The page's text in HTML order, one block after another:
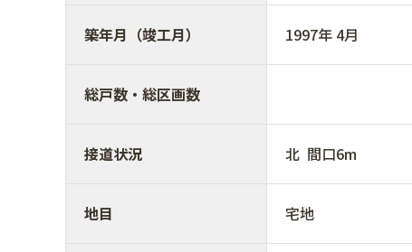
築年月（竣工月） 1997年 4月
総戸数・総区画数
接道状況 北 間口6m
地目 宅地